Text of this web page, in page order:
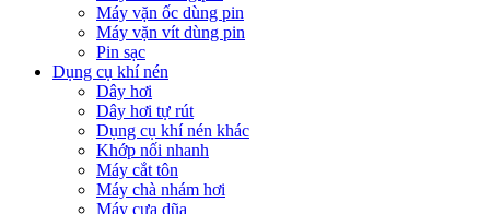
Máy vặn ốc dùng pin
Máy vặn vít dùng pin
Pin sạc
Dụng cụ khí nén
Dây hơi
Dây hơi tự rút
Dụng cụ khí nén khác
Khớp nối nhanh
Máy cắt tôn
Máy chà nhám hơi
Máy cưa dũa